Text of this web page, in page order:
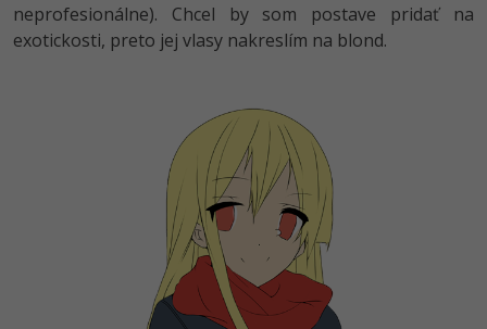
neprofesionálne). Chcel by som postave pridať na
exotickosti, preto jej vlasy nakreslím na blond.